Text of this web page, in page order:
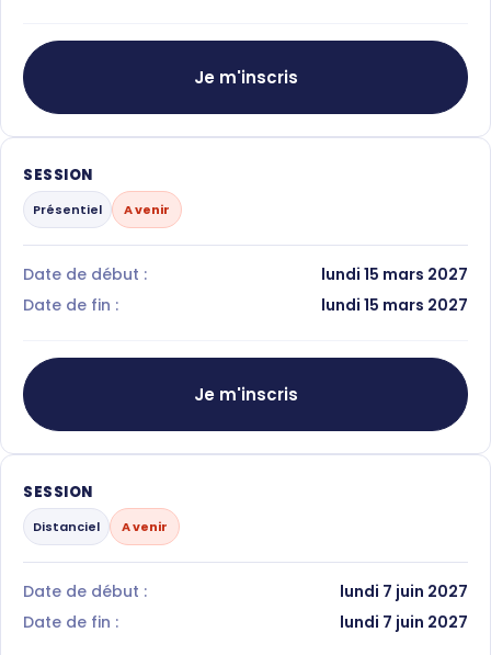
Je m'inscris
SESSION
Présentiel A venir
Date de début :
lundi 15 mars 2027
Date de fin :
lundi 15 mars 2027
Je m'inscris
SESSION
Distanciel A venir
Date de début :
lundi 7 juin 2027
Date de fin :
lundi 7 juin 2027